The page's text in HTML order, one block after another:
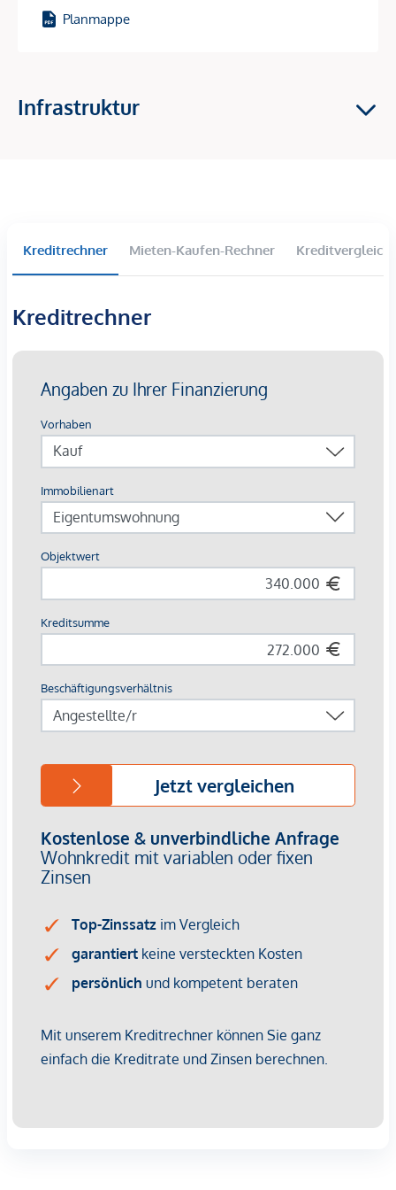
Heizung: Fernwärme
Einbau von 3-Scheiben Isolierglas Kunststoff-Fenster
Sanierung der Fassade
Die Tops weisen unterschiedliche Zustände auf
hervorragende Infrastruktur rund um den Schwedenplatz,
vielfältige Gastronomie, Einkaufsmöglichkeiten sowie für
Flughaben, 1 Station mit der U-Bahn und schneller Umstieg
zum CAT (City Airport Train), ein absolutes Highlight.
Kaufpreise der Vorsorgewohnungen
von EUR 260.000, - bis EUR 1.395.000, - netto zzgl. 20%
Fertigstellung:Das Projekt befindet sich in laufender
Sanierung der Allgemeinflächen, die bis Ende 2027
fertiggestellt werden. Vermietete Einheiten werden inklusive
bestehender Mietverhältnisse übernommen. Leerstehende
bzw. sanierungsbedürftige Tops ermöglichen individuelle
Entwicklung und zusätzliches Wertsteigerungspotenzial.
*Die angebotenen Vorsorgewohnungen können
ausschließlich zum Bruttokaufpreis für Eigennutzer erworben
werden. Ein Ankauf zu einem Vorsorgekaufpreis netto mit
Projekt nicht vorgesehen. Für weiterführende Informationen
oder eine persönliche Beratung stehen wir Ihnen
Wir weisen darauf hin, dass zwischen dem Vermittler und
dem zu vermittelnden Dritten ein familiäres oder
Der Vermittler ist als Doppelmakler tätig.
Infrastruktur / Entfernungen
Gesundheit
Arzt <250m
Planmappe
Infrastruktur
Kreditrechner Mieten-Kaufen-Rechner Kreditvergleich
Kreditrechner